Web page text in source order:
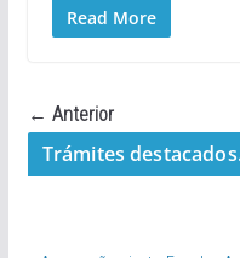
Read More
← Anterior
Trámites